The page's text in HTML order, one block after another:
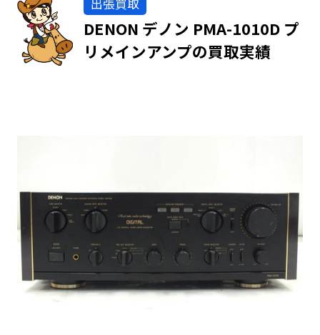
DENON デノン PMA-1010D プ
リメインアンプの買取実績